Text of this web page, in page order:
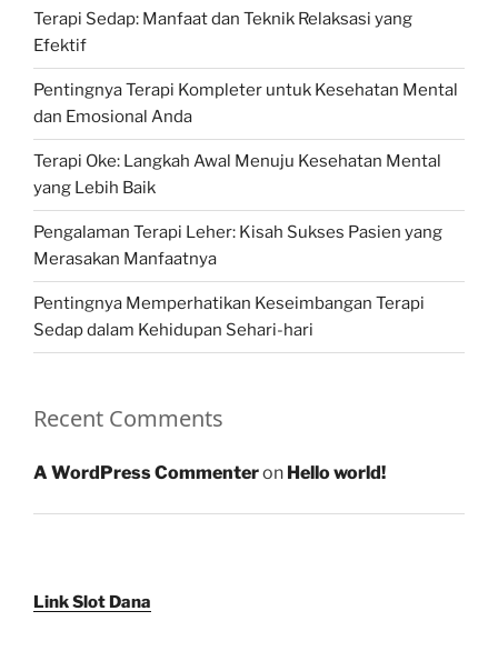
Terapi Sedap: Manfaat dan Teknik Relaksasi yang
Efektif
Pentingnya Terapi Kompleter untuk Kesehatan Mental
dan Emosional Anda
Terapi Oke: Langkah Awal Menuju Kesehatan Mental
yang Lebih Baik
Pengalaman Terapi Leher: Kisah Sukses Pasien yang
Merasakan Manfaatnya
Pentingnya Memperhatikan Keseimbangan Terapi
Sedap dalam Kehidupan Sehari-hari
Recent Comments
A WordPress Commenteron Hello world!
Link Slot Dana